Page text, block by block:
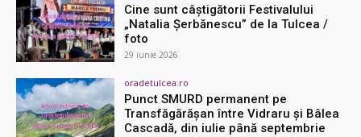
Cine sunt câștigătorii Festivalului
„Natalia Șerbănescu” de la Tulcea /
foto
29 iunie 2026
oradetulcea.ro
Punct SMURD permanent pe
Transfăgărășan între Vidraru și Bâlea
Cascadă, din iulie până septembrie